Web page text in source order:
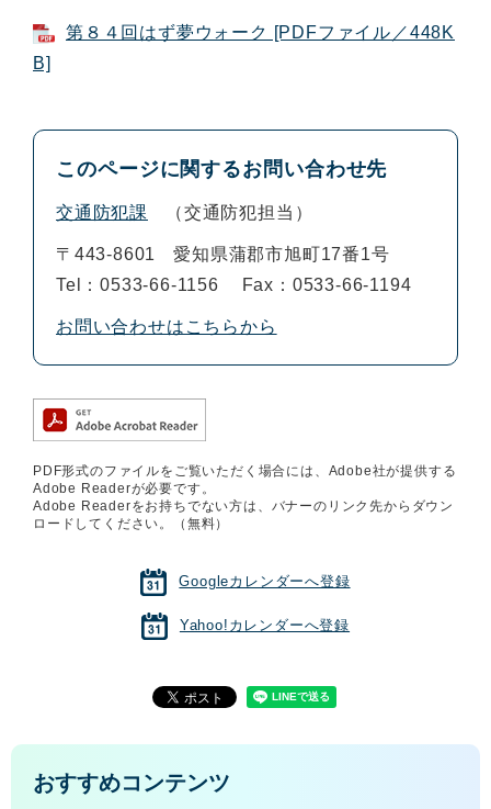
第８４回はず夢ウォーク [PDFファイル／448K
B]
このページに関するお問い合わせ先
交通防犯課 交通防犯担当
〒443-8601
愛知県蒲郡市旭町17番1号
Tel：0533-66-1156
Fax：0533-66-1194
お問い合わせはこちらから
PDF形式のファイルをご覧いただく場合には、Adobe社が提供する
Adobe Readerが必要です。
Adobe Readerをお持ちでない方は、バナーのリンク先からダウン
ロードしてください。（無料）
Googleカレンダーへ登録
Yahoo!カレンダーへ登録
おすすめコンテンツ